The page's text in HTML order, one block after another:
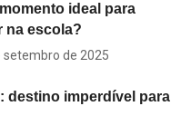
ideal para
na escola?
setembro de 2025
destino imperdível para